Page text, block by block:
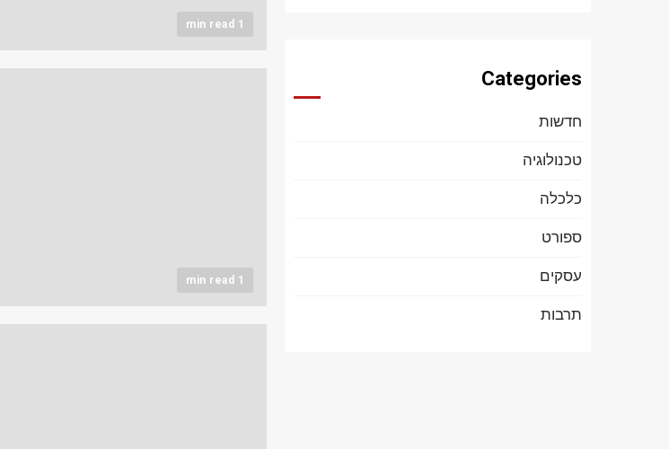
1 min read
1 min read
Categories
חדשות
טכנולוגיה
כלכלה
ספורט
עסקים
תרבות